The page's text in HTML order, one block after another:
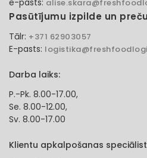
e-pasts:
Pasūtījumu izpilde un
Tālr: +371 62903057
E-pasts:
Darba laiks:
P.-Pk. 8.00-17.00,
Se. 8.00-12.00,
Sv. 8.00-17.00
Klientu apkalpošanas